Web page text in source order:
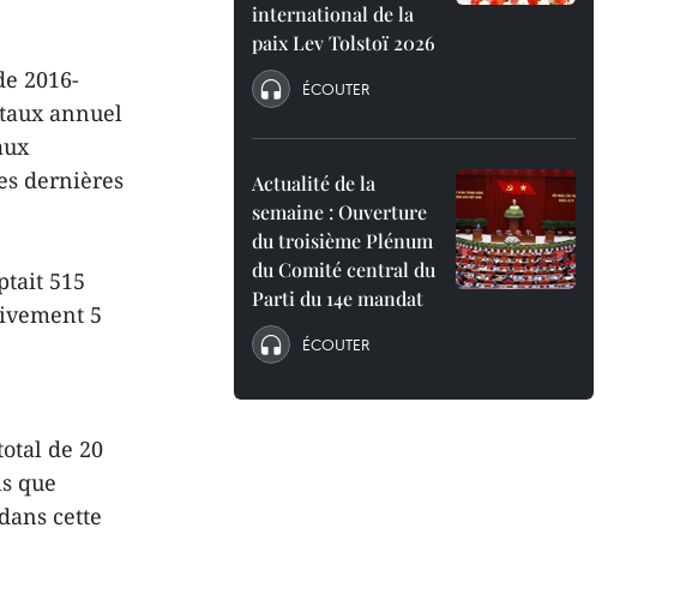
2016-
annuel
dernières
515
5
de 20
que
cette
international de la
paix Lev Tolstoï 2026
ÉCOUTER
Actualité de la
semaine : Ouverture
du troisième Plénum
du Comité central du
Parti du 14e mandat
ÉCOUTER